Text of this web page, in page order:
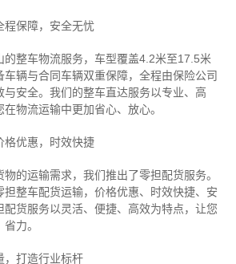
程保障，安全无忧
的整车物流服务，车型覆盖4.2米至17.5米
车辆与合同车辆双重保障，全程由保险公司
与安全。我们的整车直达服务以专业、高
物流运输中更加省心、放心。
格优惠，时效快捷
的运输需求，我们推出了零担配货服务。
担整车配货运输，价格优惠、时效快捷、安
货服务以灵活、便捷、高效为特点，让您
力。
，打造行业标杆